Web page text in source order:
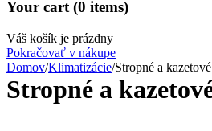
Your cart (0 items)
Váš košík je prázdny
Pokračovať v nákupe
Domov/Klimatizácie/Stropné a kazetové
Stropné a